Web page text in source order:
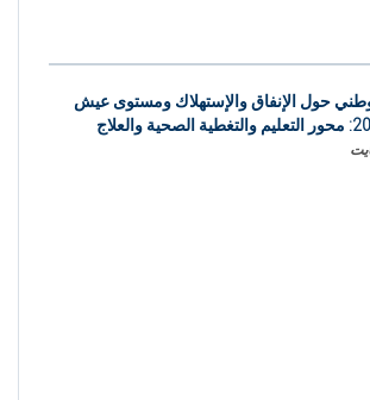
حول الإنفاق والإستهلاك ومستوى عيش